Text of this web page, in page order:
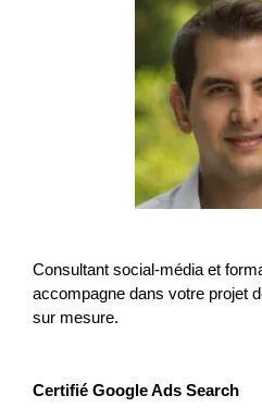
Consultant social-média et
accompagne dans votre projet
sur mesure.
Certifié Google Ads Search